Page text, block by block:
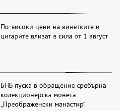
По-високи цени на винетките и
цигарите влизат в сила от 1 август
БНБ пуска в обращение сребърна
колекционерска монета
„Преображенски манастир“